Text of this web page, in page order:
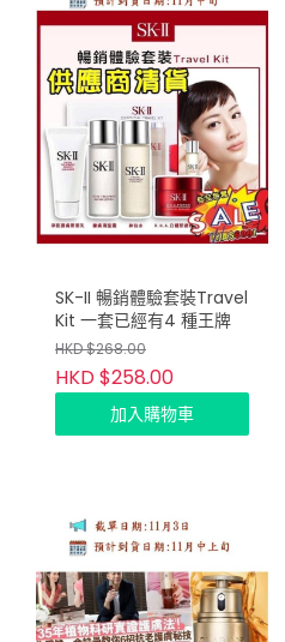
SK-II 暢銷體驗套裝Travel
Kit 一套已經有4 種王牌
HKD $268.00
HKD $258.00
加入購物車